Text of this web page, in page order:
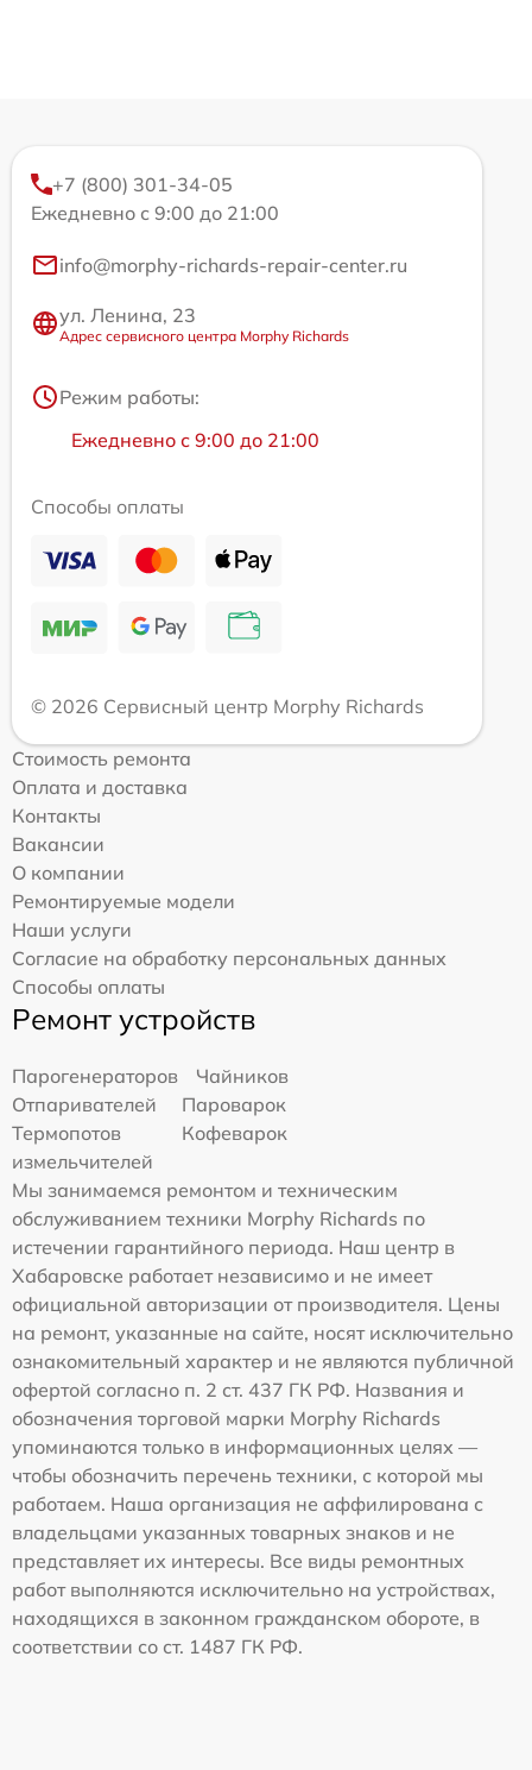
+7 (800) 301-34-05
Ежедневно с 9:00 до 21:00
info@morphy-richards-repair-center.ru
ул. Ленина, 23
Адрес сервисного центра Morphy Richards
Режим работы:
Ежедневно с 9:00 до 21:00
Способы оплаты
© 2026 Сервисный центр Morphy Richards
Стоимость ремонта
Оплата и доставка
Контакты
Вакансии
О компании
Ремонтируемые модели
Наши услуги
Согласие на обработку персональных данных
Способы оплаты
Ремонт устройств
Парогенераторов
Чайников
Отпаривателей
Пароварок
Термопотов
Кофеварок
измельчителей
Мы занимаемся ремонтом и техническим
обслуживанием техники Morphy Richards по
истечении гарантийного периода. Наш центр в
Хабаровске работает независимо и не имеет
официальной авторизации от производителя. Цены
на ремонт, указанные на сайте, носят исключительно
ознакомительный характер и не являются публичной
офертой согласно п. 2 ст. 437 ГК РФ. Названия и
обозначения торговой марки Morphy Richards
упоминаются только в информационных целях —
чтобы обозначить перечень техники, с которой мы
работаем. Наша организация не аффилирована с
владельцами указанных товарных знаков и не
представляет их интересы. Все виды ремонтных
работ выполняются исключительно на устройствах,
находящихся в законном гражданском обороте, в
соответствии со ст. 1487 ГК РФ.